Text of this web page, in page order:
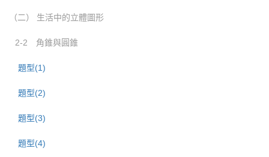
（二） 生活中的立體圖形
2-2 角錐與圓錐
題型(1)
題型(2)
題型(3)
題型(4)